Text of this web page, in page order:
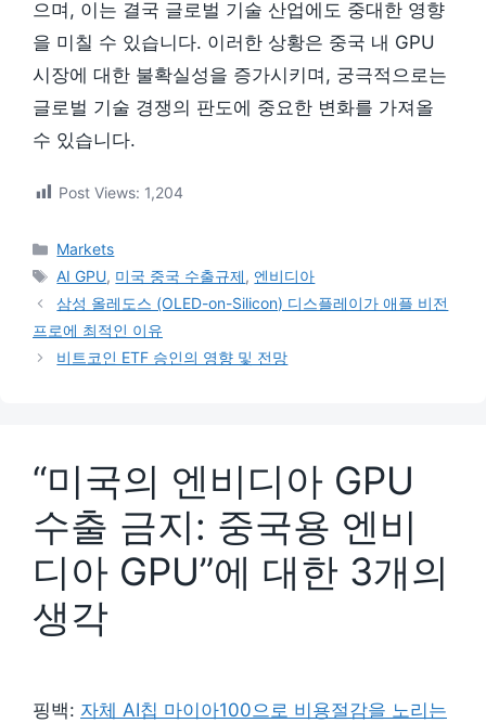
으며, 이는 결국 글로벌 기술 산업에도 중대한 영향
을 미칠 수 있습니다. 이러한 상황은 중국 내 GPU
시장에 대한 불확실성을 증가시키며, 궁극적으로는
글로벌 기술 경쟁의 판도에 중요한 변화를 가져올
수 있습니다.
Post Views: 1,204
카
테
리
Markets
태
그
AI GPU, 미국 중국 수출규제, 엔비디아
삼성 올레도스 (OLED-on-Silicon) 디스플레이가 애플 비전
프로에 최적인 이유
비트코인 ETF 승인의 영향 및 전망
“미국의 엔비디아 GPU
수출 금지: 중국용 엔비
디아 GPU”에 대한 3개의
생각
핑백: 자체 AI칩 마이아100으로 비용절감을 노리는